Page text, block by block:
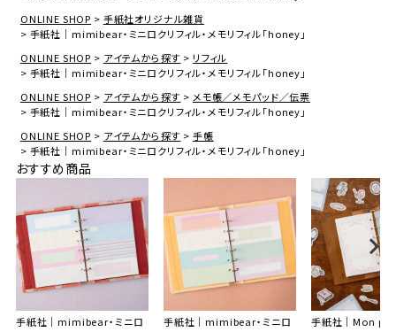
ONLINE SHOP
手紙社オリジナル雑貨
手紙社｜mimibear・ミニロクリフィル・メモリフィル「honey」
ONLINE SHOP
アイテムから探す
リフィル
手紙社｜mimibear・ミニロクリフィル・メモリフィル「honey」
ONLINE SHOP
アイテムから探す
メモ帳／メモパッド／伝票
手紙社｜mimibear・ミニロクリフィル・メモリフィル「honey」
ONLINE SHOP
アイテムから探す
手帳
手紙社｜mimibear・ミニロクリフィル・メモリフィル「honey」
おすすめ商品
手紙社｜mimibear・ミニロ
手紙社｜mimibear・ミニロ
手紙社｜Mon